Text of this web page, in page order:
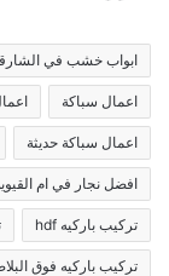
ابواب خشب في
اعمال سباكة
اعمال سباكة حديثة
افضل نجار في ام
تركيب باركيه hdf
تركيب باركيه فوق